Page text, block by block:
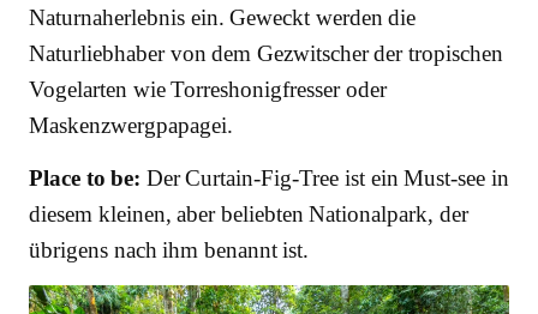
Naturnaherlebnis ein. Geweckt werden die
Naturliebhaber von dem Gezwitscher der tropischen
Vogelarten wie Torreshonigfresser oder
Maskenzwergpapagei.
Place to be: Der Curtain-Fig-Tree ist ein Must-see in
diesem kleinen, aber beliebten Nationalpark, der
übrigens nach ihm benannt ist.